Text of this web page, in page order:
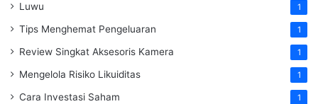
Luwu 1
Tips Menghemat Pengeluaran 1
Review Singkat Aksesoris Kamera 1
Mengelola Risiko Likuiditas 1
Cara Investasi Saham 1